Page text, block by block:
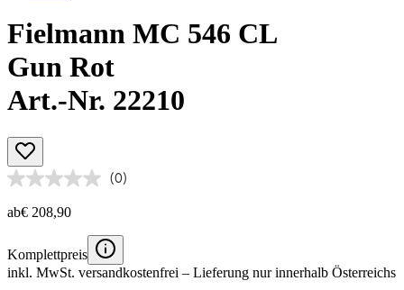
Fielmann MC 546 CL
Gun Rot
Art.-Nr. 22210
(0)
ab€ 208,90
Komplettpreis
inkl. MwSt. versandkostenfrei – Lieferung nur innerhalb Österreichs